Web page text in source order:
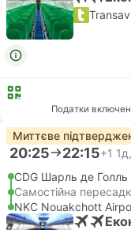
Податки
Миттєве
20:25 22:15+1
CDG Шарль де
Самостійна
NKC Nouakchott